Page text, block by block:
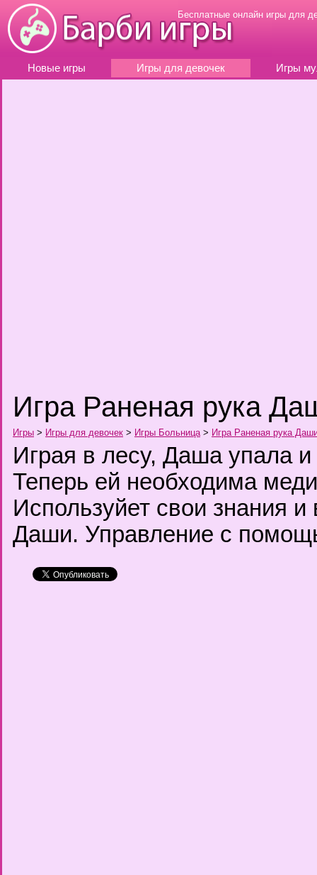
Бесплатные онлайн игры для
Новые игры Игры для девочек Игры
Игра Раненая рука
Игры > Игры для девочек > Игры Больница> Игра Раненая рука
Играя в лесу, Даша упала и
Теперь ей необходима
Используйет свои знания и
Даши. Управление с